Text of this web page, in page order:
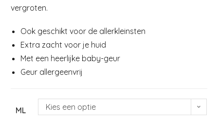
vergroten.
Ook geschikt voor de allerkleinsten
Extra zacht voor je huid
Met een heerlijke baby-geur
Geur allergeenvrij
ML Kies een optie